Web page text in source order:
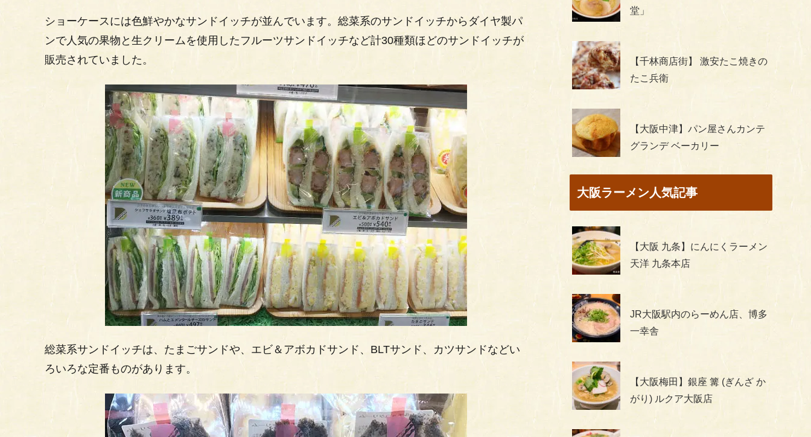
ショーケースには色鮮やかなサンドイッチが並んでいます。総菜系のサンドイッチからダイヤ製パ
ンで人気の果物と生クリームを使用したフルーツサンドイッチなど計30種類ほどのサンドイッチが
販売されていました。
総菜系サンドイッチは、たまごサンドや、エビ＆アボカドサンド、BLTサンド、カツサンドなどい
ろいろな定番ものがあります。
堂」
【千林商店街】 激安たこ焼きの
たこ兵衛
【大阪中津】パン屋さんカンテ
グランデ ベーカリー
大阪ラーメン人気記事
【大阪 九条】にんにくラーメン
天洋 九条本店
JR大阪駅内のらーめん店、博多
一幸舎
【大阪梅田】銀座 篝 (ぎんざ か
がり) ルクア大阪店